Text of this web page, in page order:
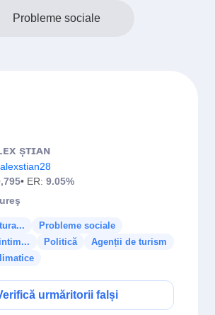
Probleme sociale
șᴛɪᴀɴ
• ER: 9.05%
Probleme sociale
Politică
Agenții de turism
urmăritorii falși